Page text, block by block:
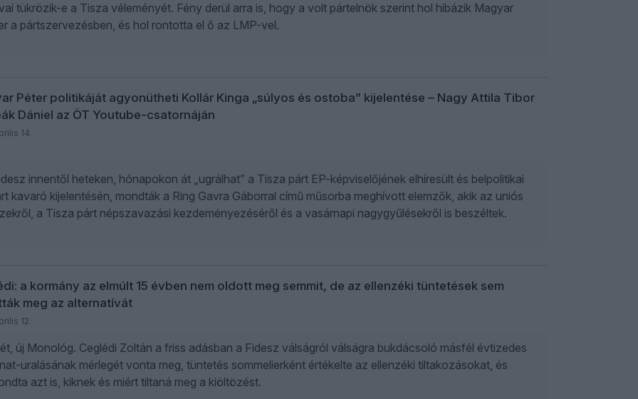
tükrözik-e a Tisza véleményét. Fény derül arra is, hogy a volt pártelnök szerint hol hibázik Magyar
a pártszervezésben, és hol rontotta el ő az LMP-vel.
Péter politikáját agyonütheti Kollár Kinga „súlyos és ostoba” kijelentése – Nagy Attila Tibor
Dániel az ÖT Youtube-csatornáján
14.
innentől heteken, hónapokon át „ugrálhat” a Tisza párt EP-képviselőjének elhíresült és belpolitikai
kavaró kijelentésén, mondták a Ring Gavra Gáborral című műsorba meghívott elemzők, akik az uniós
a Tisza párt népszavazási kezdeményezéséről és a vasárnapi nagygyűlésekről is beszéltek.
a kormány az elmúlt 15 évben nem oldott meg semmit, de az ellenzéki tüntetések sem
meg az alternatívát
12.
új Monológ. Ceglédi Zoltán a friss adásban a Fidesz válságról válságra bukdácsoló másfél évtizedes
uralásának mérlegét vonta meg, tüntetés sommelierként értékelte az ellenzéki tiltakozásokat, és
azt is, kiknek és miért tiltaná meg a kiöltözést.